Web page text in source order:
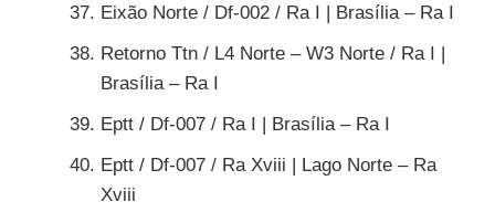
Eixão Norte / Df-002 / Ra I | Brasília – Ra I
Retorno Ttn / L4 Norte – W3 Norte / Ra I |
Brasília – Ra I
Eptt / Df-007 / Ra I | Brasília – Ra I
Eptt / Df-007 / Ra Xviii | Lago Norte – Ra
Xviii